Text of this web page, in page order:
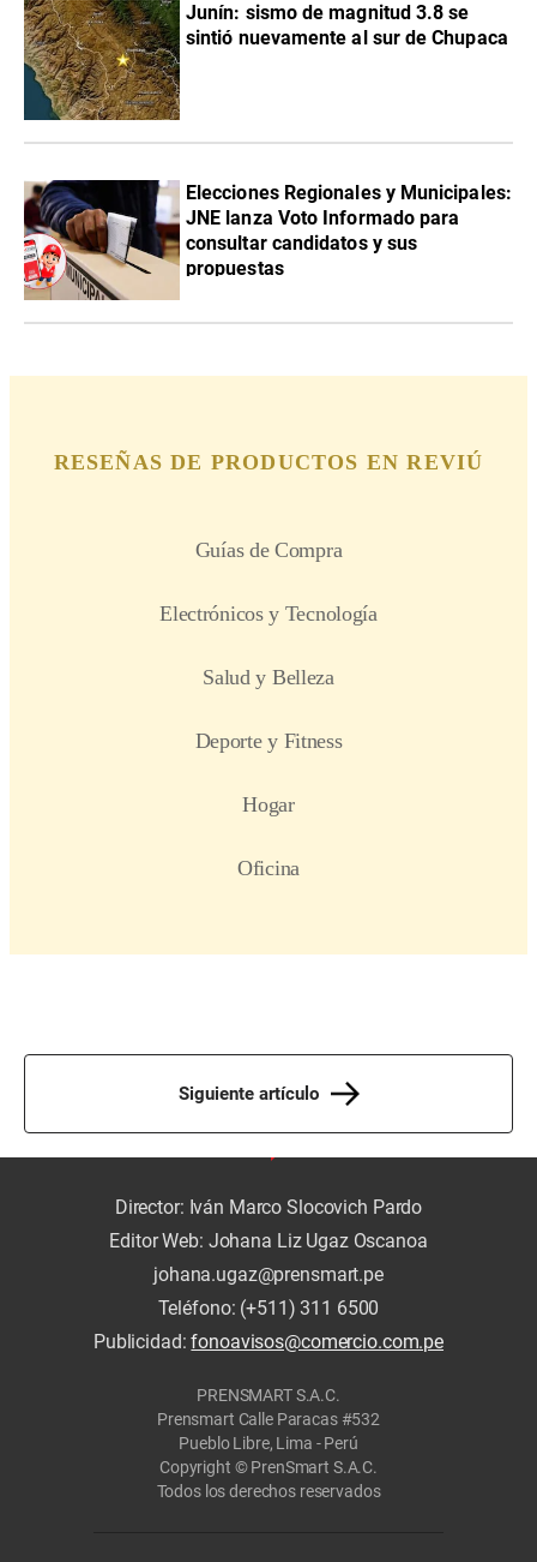
Junín: sismo de magnitud 3.8 se
sintió nuevamente al sur de Chupaca
Elecciones Regionales y Municipales:
JNE lanza Voto Informado para
consultar candidatos y sus
propuestas
Siguiente artículo
Director: Iván Marco Slocovich Pardo
Editor Web: Johana Liz Ugaz Oscanoa
johana.ugaz@prensmart.pe
Teléfono: (+511) 311 6500
Publicidad:fonoavisos@comercio.com.pe
PRENSMART S.A.C.
Prensmart Calle Paracas #532
Pueblo Libre, Lima - Perú
Copyright © PrenSmart S.A.C.
Todos los derechos reservados